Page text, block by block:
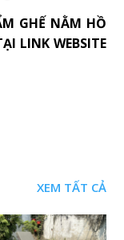
GHẾ NẰM HỒ
LINK WEBSITE
XEM TẤT CẢ